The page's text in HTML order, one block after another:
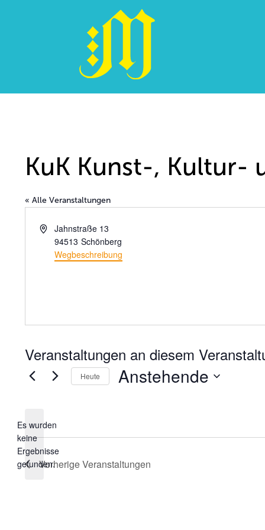
KuK Kunst-, Kultur-
« Alle Veranstaltungen
AdresseJahnstraße 13
Schönberg
94513
Wegbeschreibung
Hinweis
Es wurden
keine
Ergebnisse
gefunden.
Heute Anstehende
VorherigeVeranstaltungen